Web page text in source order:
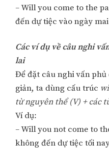
– Will you come to the
đến dự tiệc vào ngày
Các ví dụ về câu nghi
lai
Để đặt câu nghi vấn
giản, ta dùng cấu trúc
từ nguyên thể (V) + các
Ví dụ:
– Will you not come to
không đến dự tiệc tối